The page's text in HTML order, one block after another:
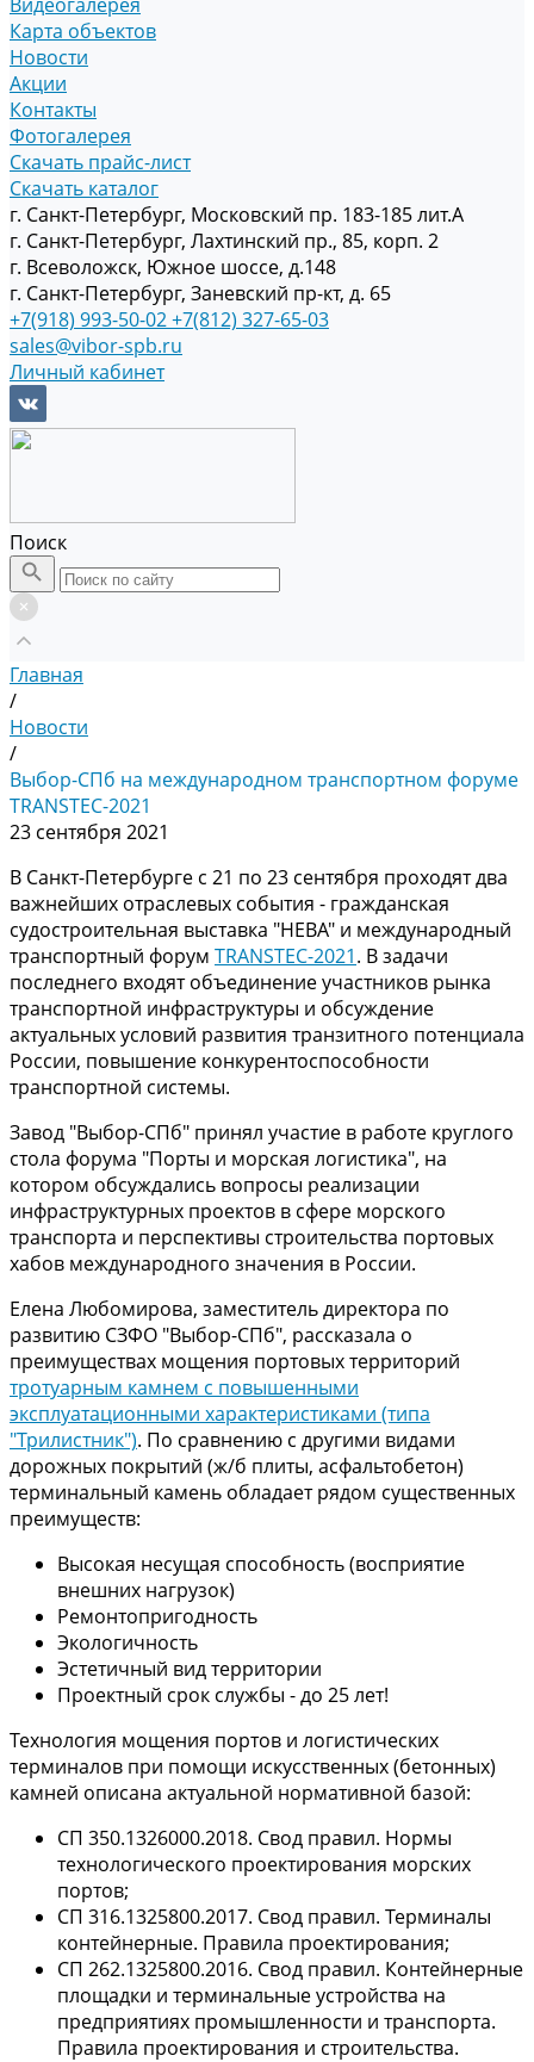
Карта объектов
Новости
Акции
Контакты
Фотогалерея
Скачать прайс-лист
Скачать каталог
г. Санкт-Петербург, Московский пр. 183-185 лит.А
г. Санкт-Петербург, Лахтинский пр., 85, корп. 2
г. Всеволожск, Южное шоссе, д.148
г. Санкт-Петербург, Заневский пр-кт, д. 65
+7(918) 993-50-02+7(812) 327-65-03
sales@vibor-spb.ru
Личный кабинет
Поиск
Главная
/
Новости
/
Выбор-СПб на международном транспортном форуме
TRANSTEC-2021
23 сентября 2021
В Санкт-Петербурге с 21 по 23 сентября проходят два
важнейших отраслевых события - гражданская
судостроительная выставка "НЕВА" и международный
транспортный форум TRANSTEC-2021. В задачи
последнего входят объединение участников рынка
транспортной инфраструктуры и обсуждение
актуальных условий развития транзитного потенциала
России, повышение конкурентоспособности
транспортной системы.
Завод "Выбор-СПб" принял участие в работе круглого
стола форума "Порты и морская логистика", на
котором обсуждались вопросы реализации
инфраструктурных проектов в сфере морского
транспорта и перспективы строительства портовых
хабов международного значения в России.
Елена Любомирова, заместитель директора по
развитию СЗФО "Выбор-СПб", рассказала о
преимуществах мощения портовых территорий
тротуарным камнем с повышенными
эксплуатационными характеристиками (типа
"Трилистник"). По сравнению с другими видами
дорожных покрытий (ж/б плиты, асфальтобетон)
терминальный камень обладает рядом существенных
преимуществ:
Высокая несущая способность (восприятие
внешних нагрузок)
Ремонтопригодность
Экологичность
Эстетичный вид территории
Проектный срок службы - до 25 лет!
Технология мощения портов и логистических
терминалов при помощи искусственных (бетонных)
камней описана актуальной нормативной базой:
СП 350.1326000.2018. Свод правил. Нормы
технологического проектирования морских
портов;
СП 316.1325800.2017. Свод правил. Терминалы
контейнерные. Правила проектирования;
СП 262.1325800.2016. Свод правил. Контейнерные
площадки и терминальные устройства на
предприятиях промышленности и транспорта.
Правила проектирования и строительства.